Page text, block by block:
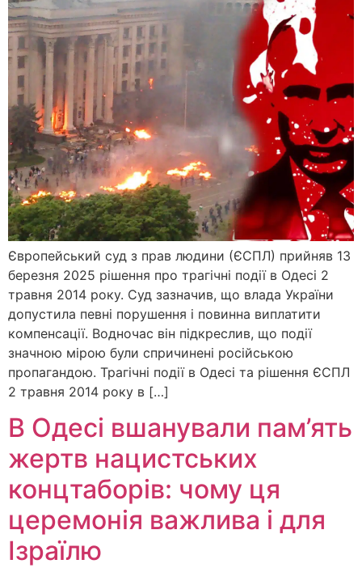
Європейський суд з прав людини (ЄСПЛ) прийняв 13
березня 2025 рішення про трагічні події в Одесі 2
травня 2014 року. Суд зазначив, що влада України
допустила певні порушення і повинна виплатити
компенсації. Водночас він підкреслив, що події
значною мірою були спричинені російською
пропагандою. Трагічні події в Одесі та рішення ЄСПЛ
2 травня 2014 року в […]
В Одесі вшанували пам’ять
жертв нацистських
концтаборів: чому ця
церемонія важлива і для
Ізраїлю